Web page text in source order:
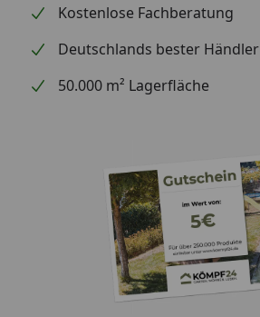
Kostenlose Fachberatung
Deutschlands bester Händler
50.000 m² Lagerfläche